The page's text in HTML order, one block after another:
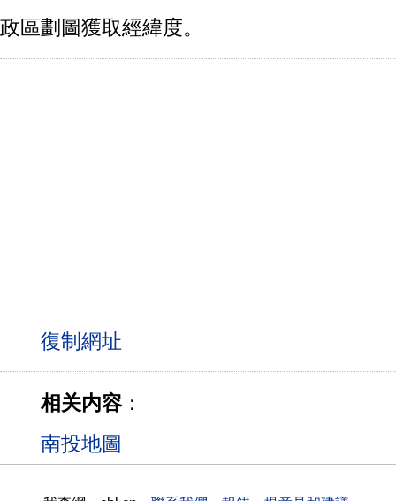
政區劃圖獲取經緯度。
相关内容：
南投地圖